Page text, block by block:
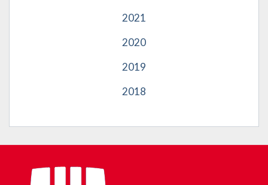
2021
2020
2019
2018